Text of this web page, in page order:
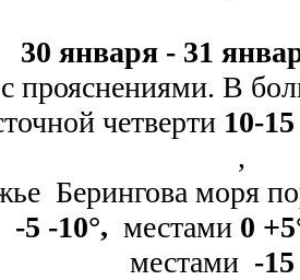
30 января - 31
прояснениями. В
четверти 10-
,
Берингова моря
-5 -10°, местами 0 +5
местами -